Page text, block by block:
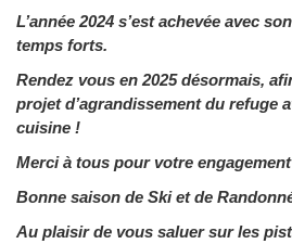
L’année 2024 s’est achevée avec
temps forts.
Rendez vous en 2025 désormais,
projet d’agrandissement du refuge
cuisine !
Merci à tous pour votre
Bonne saison de Ski et de
Au plaisir de vous saluer sur les